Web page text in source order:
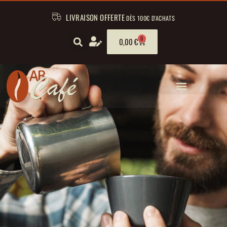
LIVRAISON OFFERTEDÈS 100€ D'ACHATS
0,00€ 0